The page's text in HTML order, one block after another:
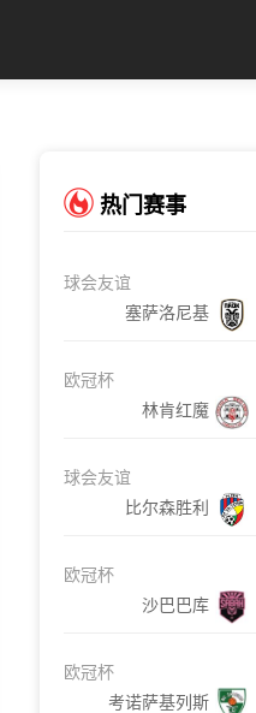
热门赛事
球会友谊
塞萨洛尼基
欧冠杯
林肯红魔
球会友谊
比尔森胜利
欧冠杯
沙巴巴库
欧冠杯
考诺萨基列斯